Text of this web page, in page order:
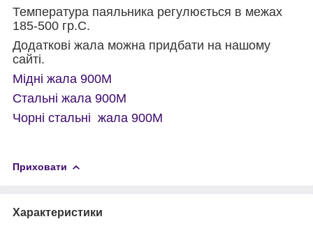
Температура паяльника регулюється в межах
185-500 гр.С.
Додаткові жала можна придбати на нашому
сайті.
Мідні жала 900М
Стальні жала 900М
Чорні стальні жала 900М
Приховати
Характеристики